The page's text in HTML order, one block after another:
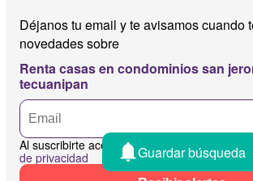
Déjanos tu email y te avisamos cuando
novedades sobre
Renta casas en condominios san
tecuanipan
Al suscribirte aceptaslos términos y
de privacidad
Guardar búsqueda